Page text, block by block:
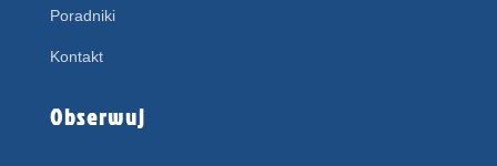
Poradniki
Kontakt
Obserwuj